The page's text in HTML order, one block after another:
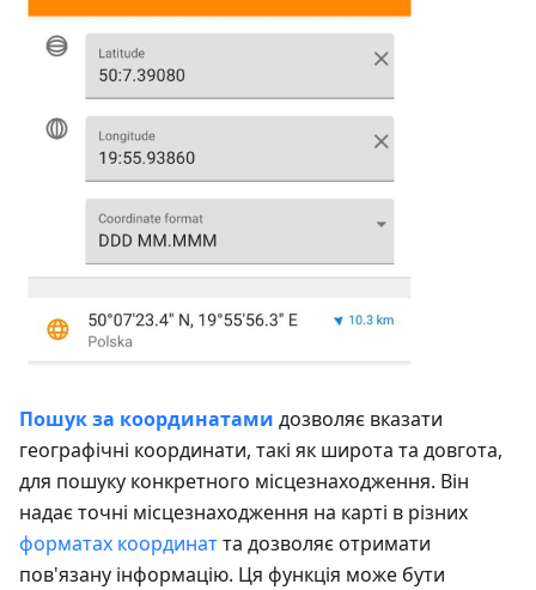
Пошук за координатами дозволяє вказати
географічні координати, такі як широта та довгота,
для пошуку конкретного місцезнаходження. Він
надає точні місцезнаходження на карті в різних
форматах координатта дозволяє отримати
пов'язану інформацію. Ця функція може бути